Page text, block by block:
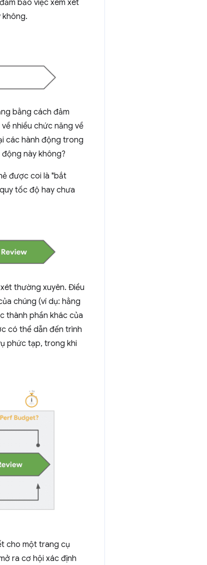
bảo việc xem xét
không.
bằng cách đảm
nhiều chức năng về
các hành động trong
này không?
được coi là "bắt
tốc độ hay chưa
thường xuyên. Điều
chúng (ví dụ: hằng
thành phần khác của
có thể dẫn đến trình
phức tạp, trong khi
cho một trang cụ
ra cơ hội xác định